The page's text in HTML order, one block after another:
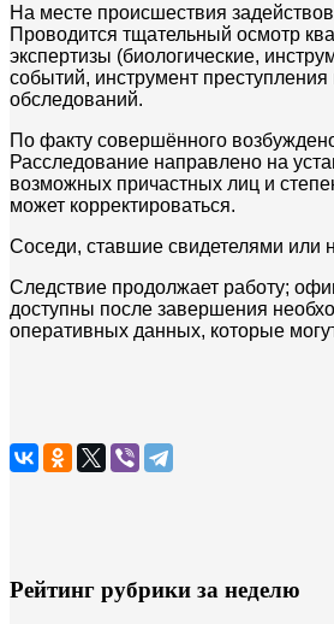
На месте происшествия
Проводится тщательный осмотр
экспертизы (биологические,
событий, инструмент
обследований.
По факту совершённого
Расследование направлено на
возможных причастных лиц и
может корректироваться.
Соседи, ставшие свидетелями или
Следствие продолжает работу;
доступны после завершения
оперативных данных, которые
Рейтинг рубрики за неделю